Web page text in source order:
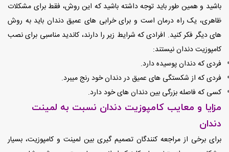
باشید و همین طور باید توجه داشته باشید که این روش، فقط برای مشکلات
ظاهری، یک راه درمان است و برای خرابی های عمیق دندان باید به روش
های دیگر فکر کنید. افرادی که شرایط زیر را دارند، کاندید مناسبی برای نصب
کامپوزیت دندان نیستند:
فردی که دندان پوسیده دارد.
فردی که از شکستگی های عمیق در دندان خود رنج میبرد.
کسی که فاصله بزرگی بین دندان های خود دارد.
مزایا و معایب کامپوزیت دندان نسبت به لمینت
دندان
برای برخی از مراجعه کنندگان تصمیم گیری بین لمینت و کامپوزیت، بسیار